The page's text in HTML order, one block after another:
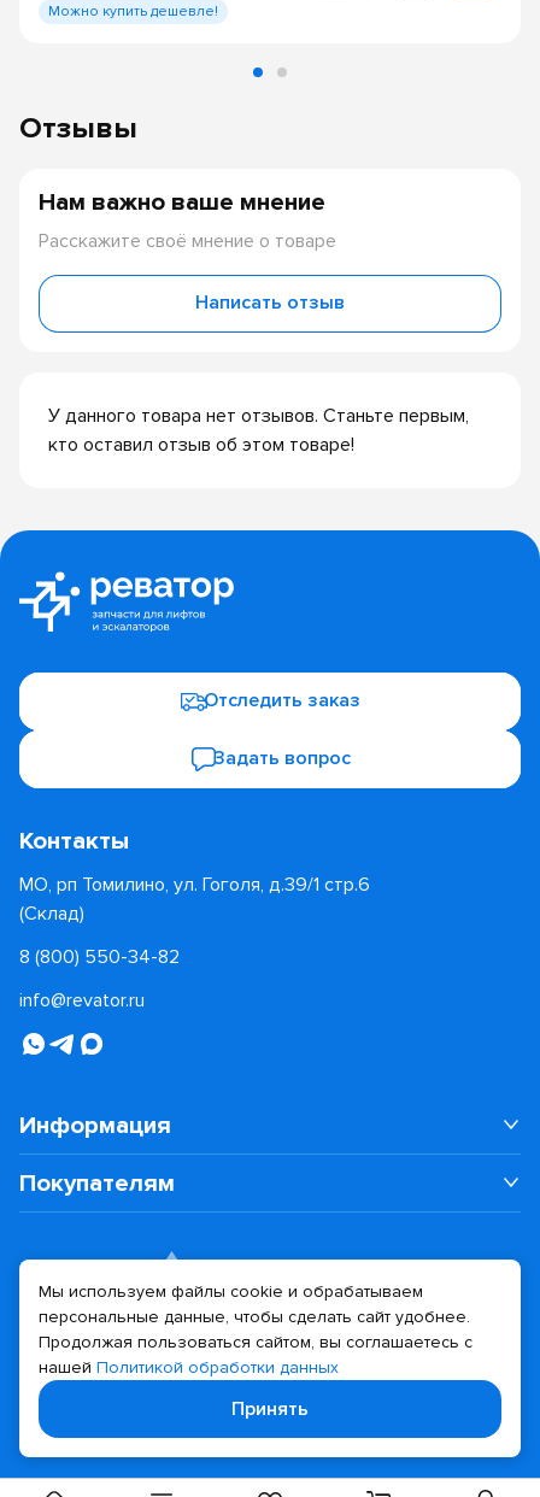
Можно купить дешевле!
Отзывы
У данного товара нет отзывов. Станьте первым,
кто оставил отзыв об этом товаре!
Нам важно ваше мнение
Расскажите своё мнение о товаре
Написать отзыв
Отследить заказ
Задать вопрос
Контакты
МО, рп Томилино, ул. Гоголя, д.39/1 стр.6
(Склад)
8 (800) 550-34-82
info@revator.ru
Информация
Покупателям
Политика конфиденциальности
Дизайн сайта Разработка сайта
Мы используем файлы cookie и обрабатываем
персональные данные, чтобы сделать сайт удобнее.
Продолжая пользоваться сайтом, вы соглашаетесь с
нашей Политикой обработки данных
Принять